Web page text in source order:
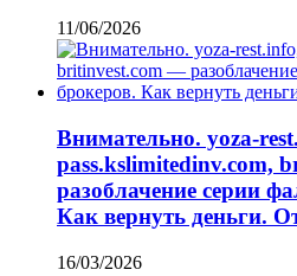
11/06/2026
Внимательно. yoza-
pass.kslimitedinv.com,
разоблачение серии
Как вернуть деньги.
16/03/2026